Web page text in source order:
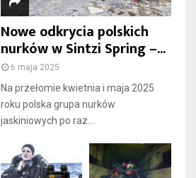
Nowe odkrycia polskich
nurków w Sintzi Spring –...
6 maja 2025
Na przełomie kwietnia i maja 2025
roku polska grupa nurków
jaskiniowych po raz...